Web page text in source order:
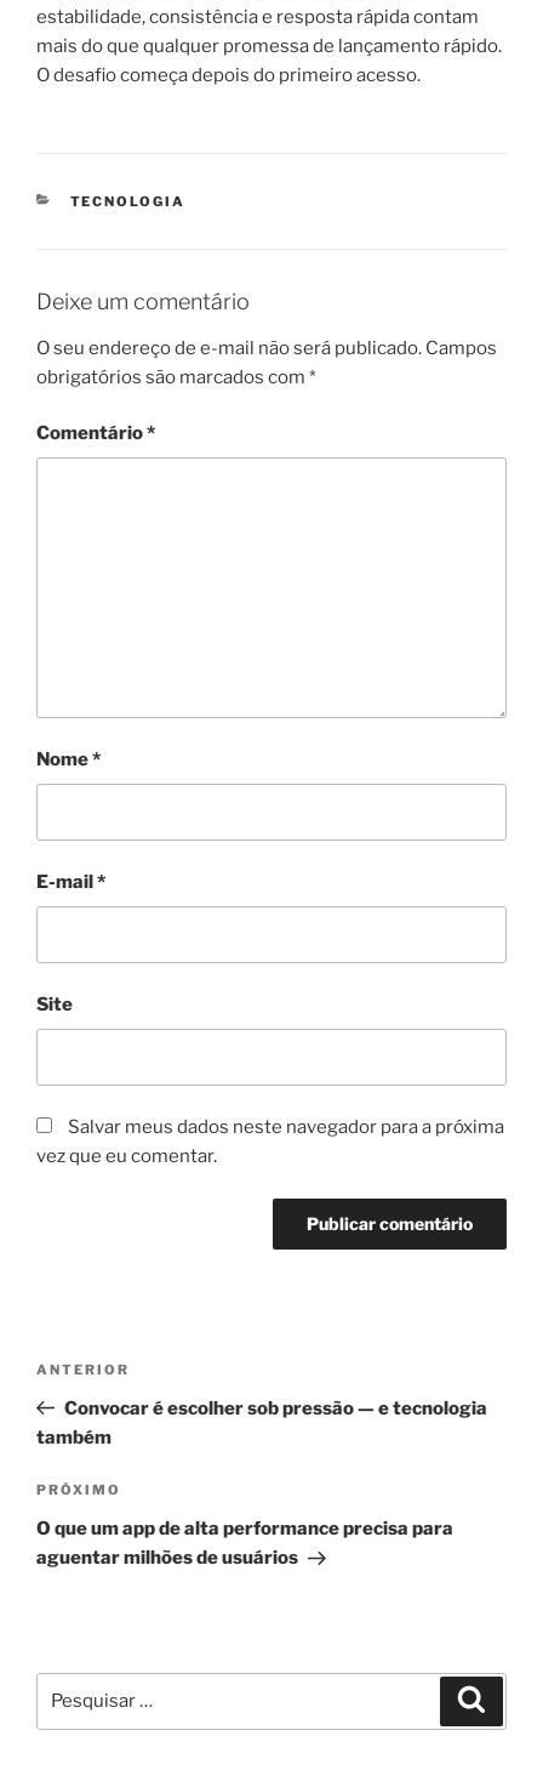
estabilidade, consistência e resposta rápida contam
mais do que qualquer promessa de lançamento rápido.
O desafio começa depois do primeiro acesso.
CATEGORIAS
TECNOLOGIA
Deixe um comentário
O seu endereço de e-mail não será publicado. Campos
obrigatórios são marcados com *
Comentário*
Nome*
E-mail*
Site
Salvar meus dados neste navegador para a próxima
vez que eu comentar.
Post
Post
anterior
ANTERIOR
Convocar é escolher sob pressão — e tecnologia
também
Próximo
post
PRÓXIMO
O que um app de alta performance precisa para
aguentar milhões de usuários
por: